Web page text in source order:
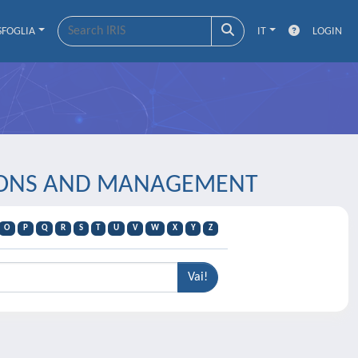
IT LOGIN
AND MANAGEMENT
O P Q R S T U V W X Y Z